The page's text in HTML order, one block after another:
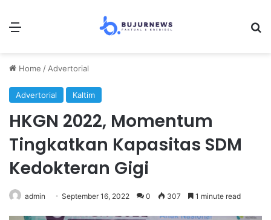
Home / Advertorial
Advertorial Kaltim
HKGN 2022, Momentum
Tingkatkan Kapasitas SDM
Kedokteran Gigi
admin September 16, 2022 0 307 1 minute read